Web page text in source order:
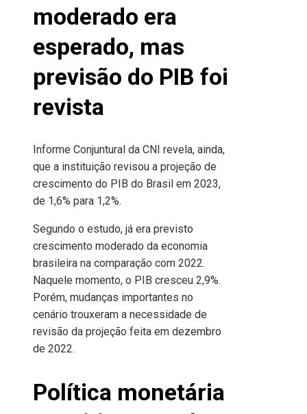
moderado era
esperado, mas
previsão do PIB foi
revista
Informe Conjuntural da CNI revela, ainda,
que a instituição revisou a projeção de
crescimento do PIB do Brasil em 2023,
de 1,6% para 1,2%.
Segundo o estudo, já era previsto
crescimento moderado da economia
brasileira na comparação com 2022.
Naquele momento, o PIB cresceu 2,9%.
Porém, mudanças importantes no
cenário trouxeram a necessidade de
revisão da projeção feita em dezembro
de 2022.
Política monetária